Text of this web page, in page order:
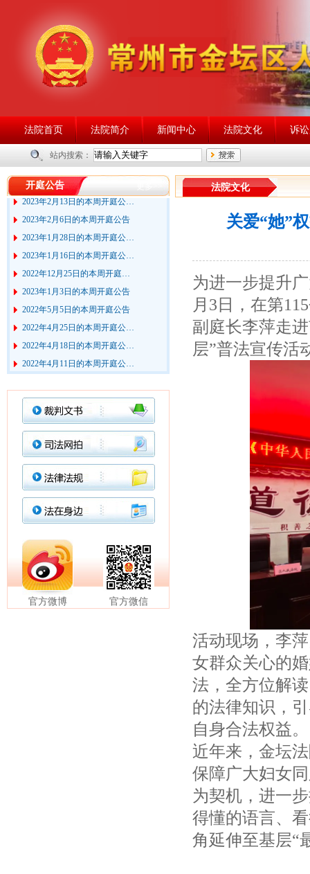
法院首页 法院简介 新闻中心 法院文化 诉
站内搜索：
开庭公告
2023年6月25日的本周开庭公…
2023年2月27日的本周开庭公…
2023年2月20日的本周开庭公…
2023年2月13日的本周开庭公…
2023年2月6日的本周开庭公告
2023年1月28日的本周开庭公…
2023年1月16日的本周开庭公…
2022年12月25日的本周开庭…
2023年1月3日的本周开庭公告
2022年5月5日的本周开庭公告
2022年4月25日的本周开庭公…
2022年4月18日的本周开庭公…
2022年4月11日的本周开庭公…
2022年3月21日的本周开庭公…
2022年3月7日的本周开庭公告
2022年2月28日的本周开庭公…
2022年2月21日的本周开庭公…
2022年2月14日的本周开庭公…
2022年2月7日的本周开庭公告
官方微博 官方微信
法院文化
关爱“她”
为进一步提升
月3日，在第
副庭长李萍走
层”普法宣传活
活动现场，李
女群众关心的
法，全方位解
的法律知识，
自身合法权益。
近年来，金坛
保障广大妇女
为契机，进一
得懂的语言、
角延伸至基层“